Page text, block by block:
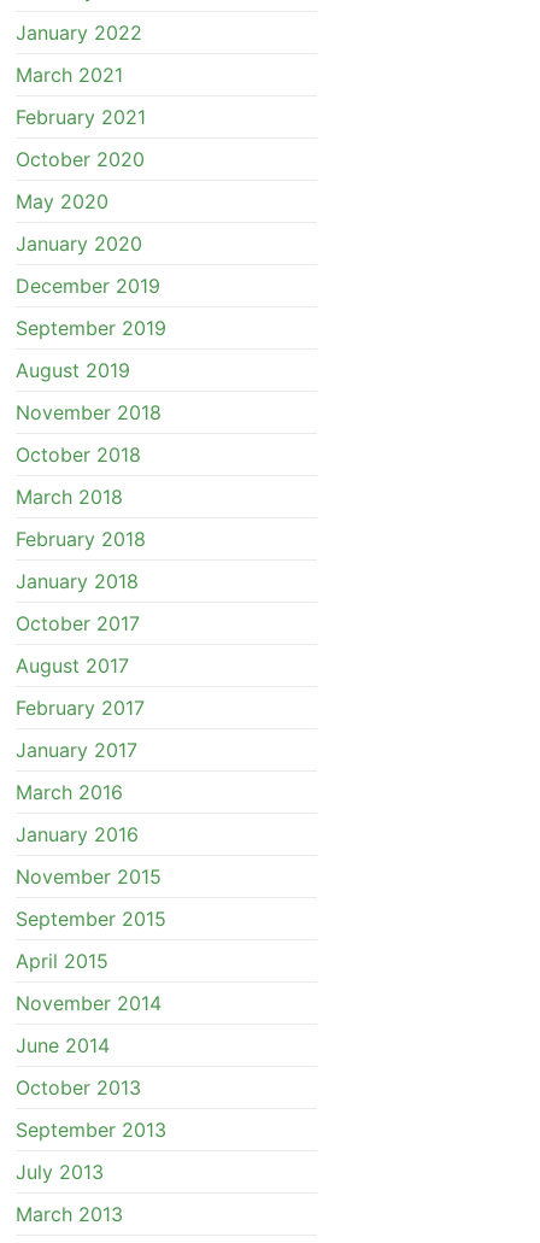
January 2022
March 2021
February 2021
October 2020
May 2020
January 2020
December 2019
September 2019
August 2019
November 2018
October 2018
March 2018
February 2018
January 2018
October 2017
August 2017
February 2017
January 2017
March 2016
January 2016
November 2015
September 2015
April 2015
November 2014
June 2014
October 2013
September 2013
July 2013
March 2013